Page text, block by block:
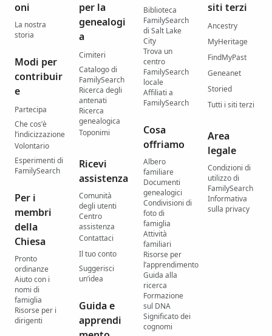
oni
La nostra
storia
Modi per
contribuir
e
Partecipa
Che cos’è
l’indicizzazione
Volontario
Esperimenti di
FamilySearch
Per i
membri
della
Chiesa
Pronto
ordinanze
Aiuto con i
nomi di
famiglia
Risorse per i
dirigenti
per la
genealogi
a
Cimiteri
Catalogo di
FamilySearch
Ricerca degli
antenati
Ricerca
genealogica
Toponimi
Ricevi
assistenza
Comunità
degli utenti
Centro
assistenza
Contattaci
Il tuo conto
Suggerisci
un’idea
Guida e
apprendi
Biblioteca
FamilySearch
di Salt Lake
City
Trova un
centro
FamilySearch
locale
Affiliati a
FamilySearch
Cosa
offriamo
Albero
familiare
Documenti
genealogici
Condivisioni di
foto di
famiglia
Attività
familiari
Risorse per
l’apprendimento
Guida alla
ricerca
Formazione
sul DNA
Significato dei
cognomi
siti terzi
Ancestry
MyHeritage
FindMyPast
Geneanet
Storied
Tutti i siti terzi
Area
legale
Condizioni di
utilizzo di
FamilySearch
Informativa
sulla privacy